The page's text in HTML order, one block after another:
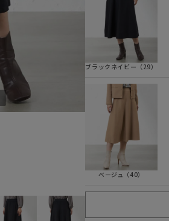
ブラックネイビー（29）
ベージュ（40）